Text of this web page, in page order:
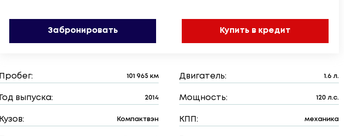
Забронировать Купить в кредит
Пробег: 101 965 км Двигатель: 1.6 л.
Год выпуска: 2014 Мощность: 120 л.с.
Кузов: Компактвэн КПП: механика